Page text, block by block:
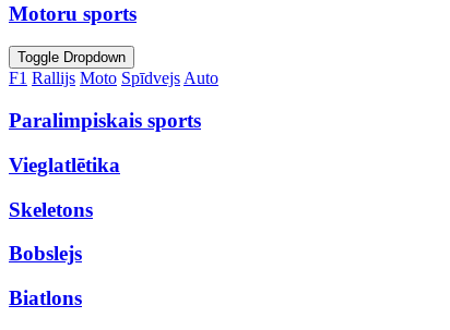
Motoru sports
Toggle Dropdown
F1 Rallijs Moto SpīdvejsAuto
Paralimpiskais sports
Vieglatlētika
Skeletons
Bobslejs
Biatlons